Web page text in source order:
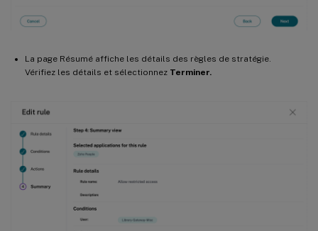
La page Résumé affiche les détails des règles de stratégie.
Vérifiez les détails et sélectionnez Terminer.